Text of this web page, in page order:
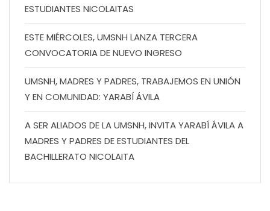
ESTUDIANTES NICOLAITAS
ESTE MIÉRCOLES, UMSNH LANZA TERCERA
CONVOCATORIA DE NUEVO INGRESO
UMSNH, MADRES Y PADRES, TRABAJEMOS EN UNIÓN
Y EN COMUNIDAD: YARABÍ ÁVILA
A SER ALIADOS DE LA UMSNH, INVITA YARABÍ ÁVILA A
MADRES Y PADRES DE ESTUDIANTES DEL
BACHILLERATO NICOLAITA